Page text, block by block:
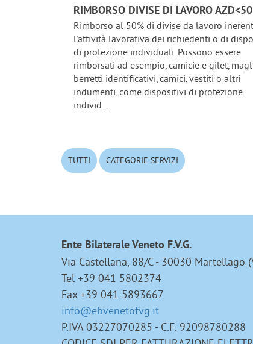
RIMBORSO DIVISE DI LAVORO
Rimborso al 50% di divise da lavoro
l'attività lavorativa dei richiedenti o di
di protezione individuali. Possono essere
rimborsati ad esempio, camicie e gilet,
berretti identificativi, camici, vestiti o altri
indumenti, come dispositivi di protezione
individ...
TUTTI CATEGORIE SERVIZI
Ente Bilaterale Veneto F.V.G.
Via Castellana, 88/C - 30030 Martellago
Tel +39 041 5802374
Fax +39 041 5893667
info@ebvenetofvg.it
P.IVA 03227070285 - C.F. 92098780288